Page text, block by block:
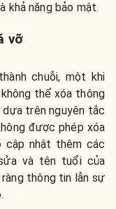
khả năng bảo mật.
vỡ
chuỗi, một khi
thể xóa thông
trên nguyên tắc
được phép xóa
cập nhật thêm các
và tên tuổi của
thông tin lẫn sự